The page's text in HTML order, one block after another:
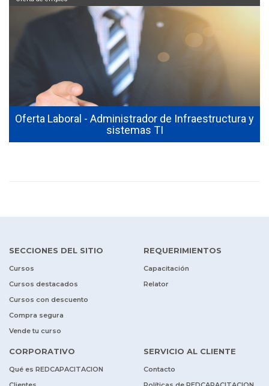
Oferta Laboral - Administrador de Infraestructura y
sistemas TI
SECCIONES DEL SITIO
Cursos
Cursos destacados
Cursos con descuento
Compra segura
Vende tu curso
REQUERIMIENTOS
Capacitación
Relator
CORPORATIVO
Qué es REDCAPACITACION
SERVICIO AL CLIENTE
Contacto